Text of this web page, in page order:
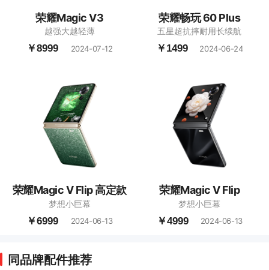
荣耀Magic V3
越强大越轻薄
￥8999 2024-07-12
荣耀畅玩 60 Plus
五星超抗摔耐用长续航
￥1499 2024-06-24
荣耀Magic V Flip 高定款
梦想小巨幕
￥6999 2024-06-13
荣耀Magic V Flip
梦想小巨幕
￥4999 2024-06-13
同品牌配件推荐